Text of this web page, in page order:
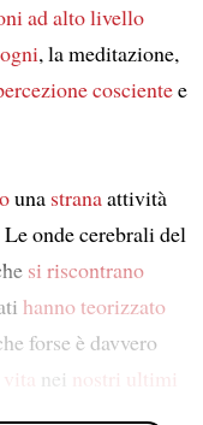
ad alto livello
, la meditazione,
coscientee
una stranaattività
onde cerebrali del
si riscontrano
hanno teorizzato
forse è davvero
nei nostri ultimi